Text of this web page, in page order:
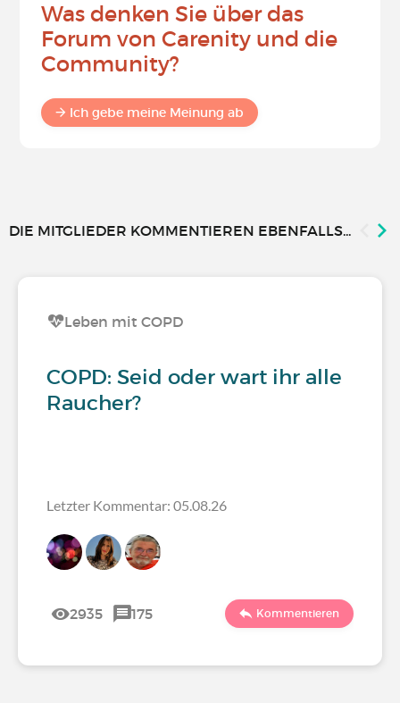
Was denken Sie über das
Forum von Carenity und die
Community?
Ich gebe meine Meinung ab
DIE MITGLIEDER KOMMENTIEREN EBENFALLS...
Leben mit COPD
COPD: Seid oder wart ihr alle
Raucher?
Letzter Kommentar: 05.08.26
2935 175 Kommentieren